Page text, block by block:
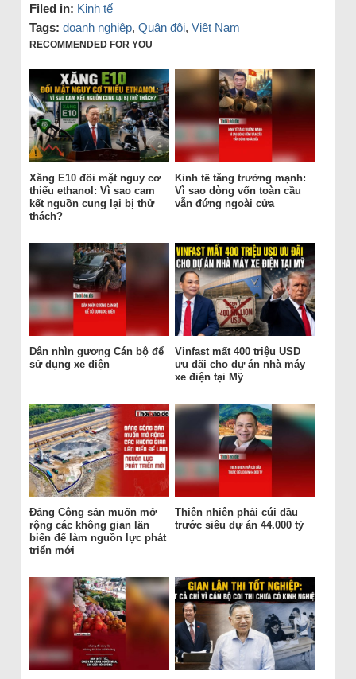
Filed in: Kinh tế
Tags: doanh nghiệp, Quân đội, Việt Nam
RECOMMENDED FOR YOU
Xăng E10 đối mặt nguy cơ
thiếu ethanol: Vì sao cam
kết nguồn cung lại bị thử
thách?
Kinh tế tăng trưởng mạnh:
Vì sao dòng vốn toàn cầu
vẫn đứng ngoài cửa
Dân nhìn gương Cán bộ để
sử dụng xe điện
Vinfast mất 400 triệu USD
ưu đãi cho dự án nhà máy
xe điện tại Mỹ
Đảng Cộng sản muốn mở
rộng các không gian lấn
biển để làm nguồn lực phát
triển mới
Thiên nhiên phải cúi đầu
trước siêu dự án 44.000 tỷ